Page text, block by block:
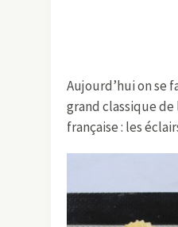
Aujourd’hui on se
grand classique de
française : les